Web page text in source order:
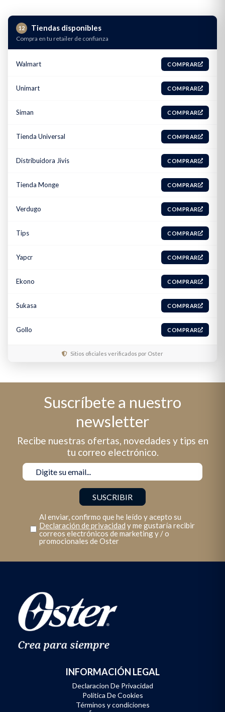
12 Tiendas disponibles
Compra en tu retailer de confianza
Walmart COMPRAR
Unimart COMPRAR
Siman COMPRAR
Tienda Universal COMPRAR
Distribuidora Jivis COMPRAR
Tienda Monge COMPRAR
Verdugo COMPRAR
Tips COMPRAR
Yapcr COMPRAR
Ekono COMPRAR
Sukasa COMPRAR
Gollo COMPRAR
Sitios oficiales verificados por Oster
Suscríbete a nuestro
newsletter
Recibe nuestras ofertas, novedades y tips en
tu correo electrónico.
Al enviar, confirmo que he leído y acepto su
Declaración de privacidad y me gustaría recibir
correos electrónicos de marketing y / o
promocionales de Oster
INFORMACIÓN LEGAL
Declaracion De Privacidad
Política De Cookies
Términos y condiciones